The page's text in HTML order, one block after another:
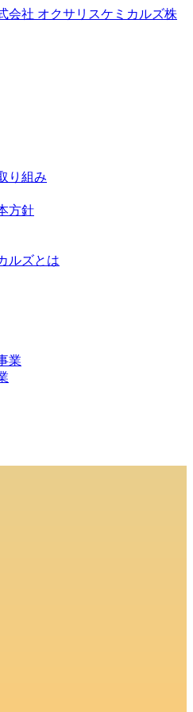
オクサリスケミカルズ株
り組み
方針
ルズとは
業